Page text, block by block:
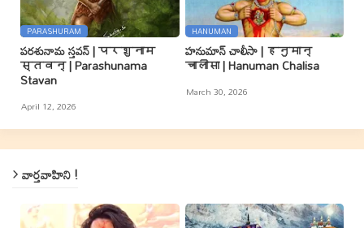
PARASHURAM
పరశునామ స్తవన్ | परशुनाम
स्तवन् | Parashunama
Stavan
April 12, 2026
HANUMAN
హనుమాన్ చాలీసా | हनुमान्
चालीसा | Hanuman Chalisa
March 30, 2026
వార్తవాహిని !